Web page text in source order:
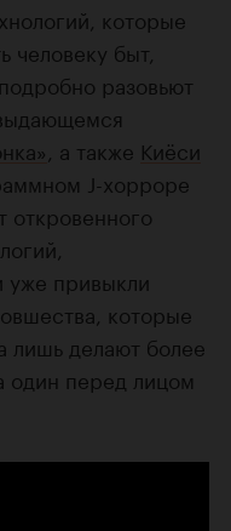
которые
человеку быт,
разовьют
, а также Киёси
J-хорроре
откровенного
уже привыкли
которые
лишь делают более
один перед лицом